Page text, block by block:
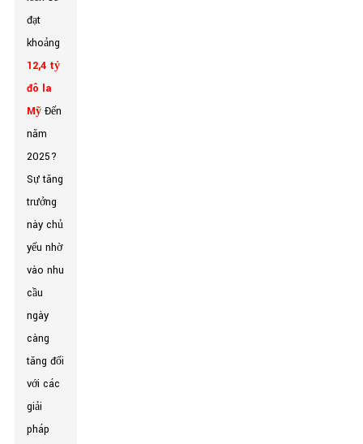
đạt
khoảng
12,4 tỷ
đô la
Mỹ Đến
năm
2025?
Sự tăng
trưởng
này chủ
yếu nhờ
vào nhu
cầu
ngày
càng
tăng đối
với các
giải
pháp